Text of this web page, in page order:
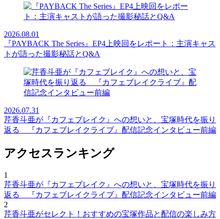
2026.08.01
『PAYBACK The Series』EP4上映回をレポート：主演キャス
トが語った撮影秘話とQ&A
2026.07.31
芹香斗亜が『カフェブレイク』への想いと、宝塚時代を振り
返る 『カフェブレイクライブ』配信記念インタビュー前編
アクセスランキング
1
芹香斗亜が『カフェブレイク』への想いと、宝塚時代を振り
返る 『カフェブレイクライブ』配信記念インタビュー前編
2
芹香斗亜がセレクト！おすすめの宝塚作品と配信の楽しみ方